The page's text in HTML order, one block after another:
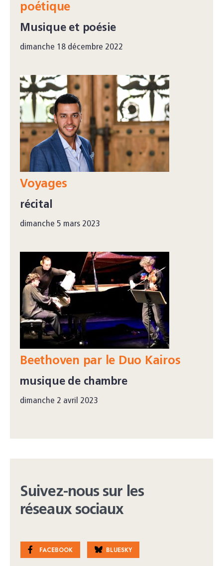
poétique
Musique et poésie
dimanche 18 décembre 2022
Voyages
récital
dimanche 5 mars 2023
Beethoven par le Duo Kairos
musique de chambre
dimanche 2 avril 2023
Suivez-nous sur les
réseaux sociaux
FACEBOOK BLUESKY